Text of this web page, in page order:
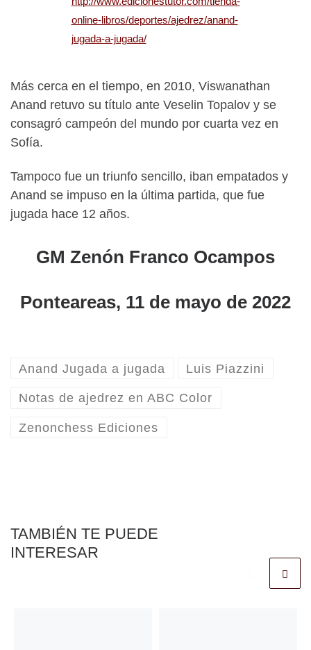
online-libros/deportes/ajedrez/anand-
jugada-a-jugada/
Más cerca en el tiempo, en 2010, Viswanathan
Anand retuvo su título ante Veselin Topalov y se
consagró campeón del mundo por cuarta vez en
Sofía.
Tampoco fue un triunfo sencillo, iban empatados y
Anand se impuso en la última partida, que fue
jugada hace 12 años.
GM Zenón Franco Ocampos
Ponteareas, 11 de mayo de 2022
Anand Jugada a jugada Luis Piazzini
Notas de ajedrez en ABC Color
Zenonchess Ediciones
TAMBIÉN TE PUEDE
INTERESAR